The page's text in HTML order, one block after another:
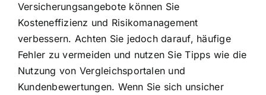
Versicherungsangebote können Sie
Kosteneffizienz und Risikomanagement
verbessern. Achten Sie jedoch darauf, häufige
Fehler zu vermeiden und nutzen Sie Tipps wie die
Nutzung von Vergleichsportalen und
Kundenbewertungen. Wenn Sie sich unsicher